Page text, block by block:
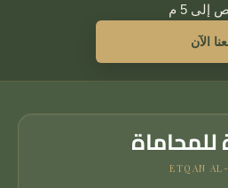
ص إلى 5 م
الآن
للمحاماة
ETQAN